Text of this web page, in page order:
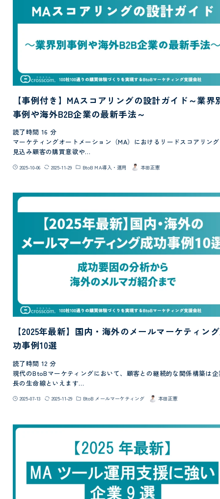
【事例付き】MAスコアリングの設計ガイド～業界
事例や海外B2B企業の最新手法～
読了時間 16 分
マーケティングオートメーション（MA）におけるリードスコアリン
見込み顧客の購買意欲や…
2025-10-06 2025-11-29 BtoB MA導入・運用 本田正憲
【2025年最新】国内・海外のメールマーケティン
功事例10選
読了時間 12 分
現代のBtoBマーケティングにおいて、顧客との継続的な関係構築は
長の生命線といえます…
2025-07-13 2025-11-29 BtoB メールマーケティング 本田正憲